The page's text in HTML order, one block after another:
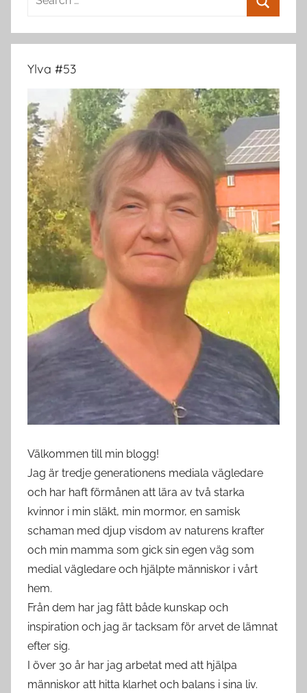
Ylva #53
Välkommen till min blogg!
Jag är tredje generationens mediala vägledare
och har haft förmånen att lära av två starka
kvinnor i min släkt, min mormor, en samisk
schaman med djup visdom av naturens krafter
och min mamma som gick sin egen väg som
medial vägledare och hjälpte människor i vårt
hem.
Från dem har jag fått både kunskap och
inspiration och jag är tacksam för arvet de lämnat
efter sig.
I över 30 år har jag arbetat med att hjälpa
människor att hitta klarhet och balans i sina liv.